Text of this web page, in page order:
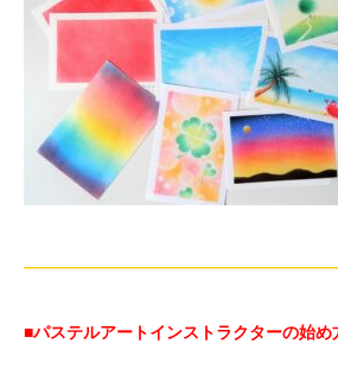
■パステルアートインストラクターの始め